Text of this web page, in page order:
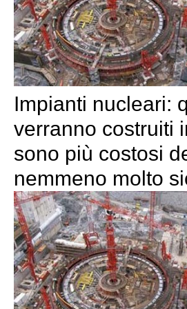
Impianti nucleari:
verranno costruiti
sono più costosi
nemmeno molto